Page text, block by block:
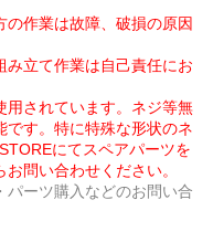
作業は故障、破損の原因
立て作業は自己責任にお
されています。ネジ等無
です。特に特殊な形状のネ
にてスペアパーツを
問い合わせください。
パーツ購入などのお問い合